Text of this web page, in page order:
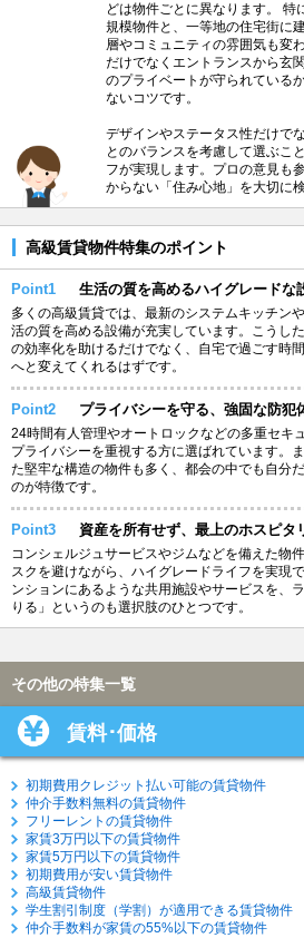
どは物件ごとに異なります。 特
規模物件と、一等地の住宅街に
層やコミュニティの雰囲気も変
だけでなくエントランスから玄
のプライベートが守られている
ないコツです。
デザインやステータス性だけで
とのバランスを考慮して選ぶこ
フが実現します。プロの意見も
からない「住み心地」を大切に
高級賃貸物件特集のポイント
Point1 生活の質を高めるハイグレードな
多くの高級賃貸では、最新のシステムキッチン
活の質を高める設備が充実しています。こうし
の効率化を助けるだけでなく、自宅で過ごす時
へと変えてくれるはずです。
Point2 プライバシーを守る、強固な防犯
24時間有人管理やオートロックなどの多重セキ
プライバシーを重視する方に選ばれています。
た堅牢な構造の物件も多く、都会の中でも自分
のが特徴です。
Point3 資産を所有せず、最上のホスピタ
コンシェルジュサービスやジムなどを備えた物
スクを避けながら、ハイグレードライフを実現
ンションにあるような共用施設やサービスを、
りる」というのも選択肢のひとつです。
その他の特集一覧
賃料･価格
初期費用クレジット払い可能の賃貸物件
仲介手数料無料の賃貸物件
フリーレントの賃貸物件
家賃3万円以下の賃貸物件
家賃5万円以下の賃貸物件
初期費用が安い賃貸物件
高級賃貸物件
学生割引制度（学割）が適用できる賃貸物件
仲介手数料が家賃の55%以下の賃貸物件